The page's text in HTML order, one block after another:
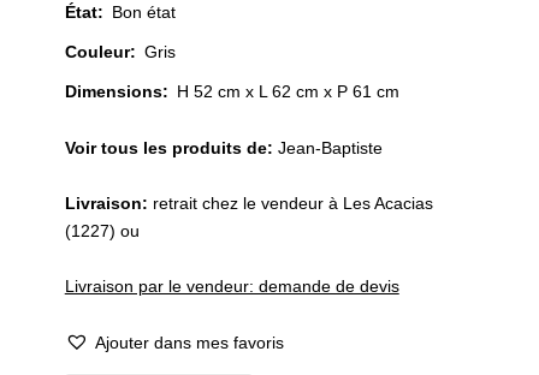
État: Bon état
Couleur: Gris
Dimensions: H 52 cm x L 62 cm x P 61 cm
Voir tous les produits de: Jean-Baptiste
Livraison: retrait chez le vendeur à Les Acacias
(1227) ou
Livraison par le vendeur: demande de devis
Ajouter dans mes favoris